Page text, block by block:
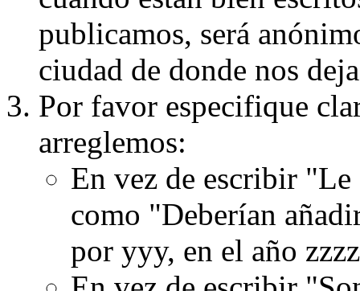
publicamos, será
ciudad de donde nos
Por favor especifique
arreglemos:
En vez de escribir
como "Deberían
por yyy, en el año